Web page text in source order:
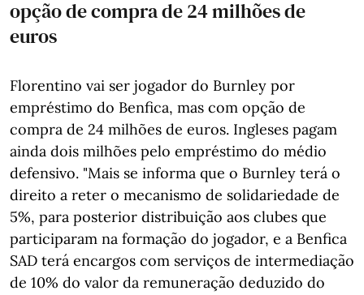
opção de compra de 24 milhões de
euros
Florentino vai ser jogador do Burnley por
empréstimo do Benfica, mas com opção de
compra de 24 milhões de euros. Ingleses pagam
ainda dois milhões pelo empréstimo do médio
defensivo. "Mais se informa que o Burnley terá o
direito a reter o mecanismo de solidariedade de
5%, para posterior distribuição aos clubes que
participaram na formação do jogador, e a Benfica
SAD terá encargos com serviços de intermediação
de 10% do valor da remuneração deduzido do